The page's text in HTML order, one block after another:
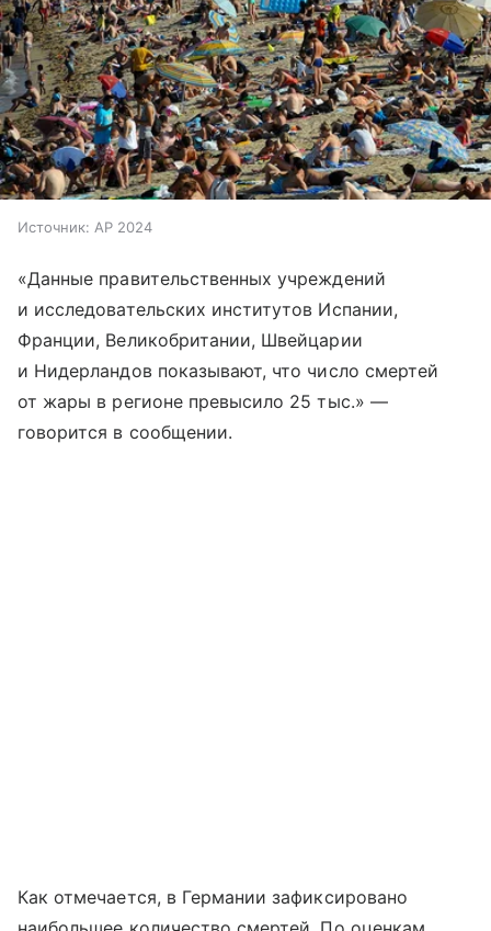
Источник: AP 2024
«Данные правительственных учреждений
и исследовательских институтов Испании,
Франции, Великобритании, Швейцарии
и Нидерландов показывают, что число смертей
от жары в регионе превысило 25 тыс.» —
говорится в сообщении.
Как отмечается, в Германии зафиксировано